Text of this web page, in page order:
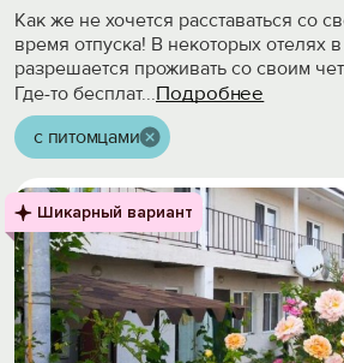
Как же не хочется расставаться со
время отпуска! В некоторых отелях
разрешается проживать со своим
Где-то бесплат...Подробнее
с питомцами
Шикарный вариант